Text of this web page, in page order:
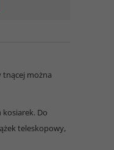
można
Do
teleskopowy,